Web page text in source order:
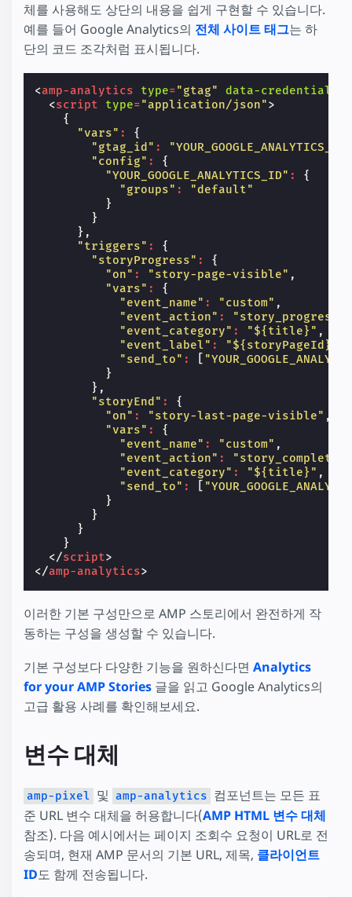
체를 사용해도 상단의 내용을 쉽게 구현할 수 있습니다.
예를 들어 Google Analytics의 전체 사이트 태그는 하
단의 코드 조각처럼 표시됩니다.
<amp-analytics type="gtag" data-credentials
<script type="application/json">
{
"vars" :
{
"gtag_id" :
"config" :
{
"YOUR_GOOGLE_ANALYTICS_ID" :
{
"groups" :
"default"
}
}
},
"triggers" :
{
"storyProgress" :
{
"on" : "story-page-visible" ,
"vars" :
{
"event_name" : "custom" ,
"event_action" : "story_progress"
"event_category" : "${title}" ,
"event_label" : "${storyPageId}"
"send_to" :
}
},
"storyEnd" :
{
"on" : "story-last-page-visible" ,
"vars" :
{
"event_name" : "custom" ,
"event_action" : "story_complete"
"event_category" : "${title}" ,
"send_to" :
}
}
}
}
</script>
</amp-analytics>
이러한 기본 구성만으로 AMP 스토리에서 완전하게 작
동하는 구성을 생성할 수 있습니다.
기본 구성보다 다양한 기능을 원하신다면 Analytics
for your AMP Stories 글을 읽고 Google Analytics의
고급 활용 사례를 확인해보세요.
변수 대체
amp-pixel 및 amp-analytics 컴포넌트는 모든 표
준 URL 변수 대체을 허용합니다(AMP HTML 변수 대체
참조). 다음 예시에서는 페이지 조회수 요청이 URL로 전
송되며, 현재 AMP 문서의 기본 URL, 제목, 클라이언트
ID도 함께 전송됩니다.